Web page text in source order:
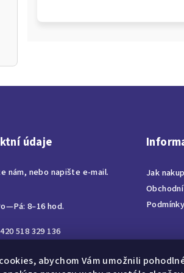
abychom Vám umožnili
údaje
nám, nebo napište e-mail.
8–16 hod.
518 329 136
Jak